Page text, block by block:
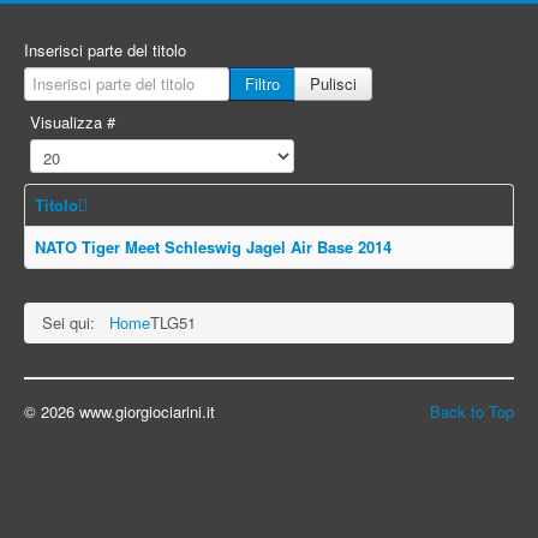
Inserisci parte del titolo
Filtro
Pulisci
Visualizza #
Titolo
NATO Tiger Meet Schleswig Jagel Air Base 2014
Sei qui: HomeTLG51
Back to Top
© 2026 www.giorgiociarini.it